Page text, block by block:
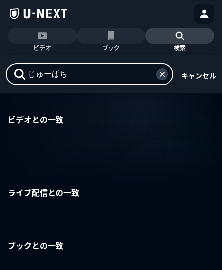
ビデオ ブック 検索
キャンセル
ビデオとの一致
ライブ配信との一致
ブックとの一致